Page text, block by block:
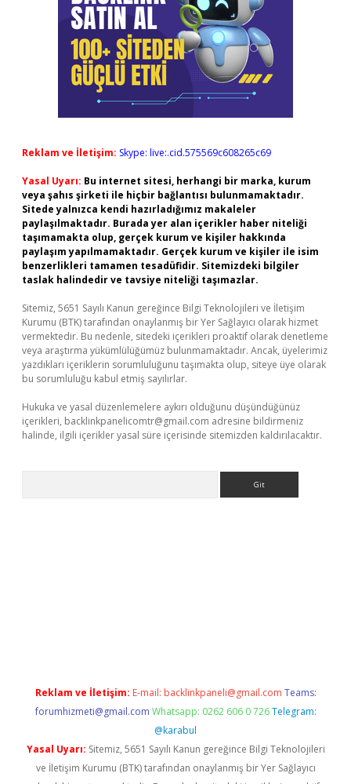
Reklam ve İletişim: Skype: live:.cid.575569c608265c69
Yasal Uyarı: Bu internet sitesi, herhangi bir marka, kurum
veya şahıs şirketi ile hiçbir bağlantısı bulunmamaktadır.
Sitede yalnızca kendi hazırladığımız makaleler
paylaşılmaktadır. Burada yer alan içerikler haber niteliği
taşımamakta olup, gerçek kurum ve kişiler hakkında
paylaşım yapılmamaktadır. Gerçek kurum ve kişiler ile isim
benzerlikleri tamamen tesadüfidir. Sitemizdeki bilgiler
taslak halindedir ve tavsiye niteliği taşımazlar.
Sitemiz, 5651 Sayılı Kanun gereğince Bilgi Teknolojileri ve İletişim
Kurumu (BTK) tarafından onaylanmış bir Yer Sağlayıcı olarak hizmet
vermektedir. Bu nedenle, sitedeki içerikleri proaktif olarak denetleme
veya araştırma yükümlülüğümüz bulunmamaktadır. Ancak, üyelerimiz
yazdıkları içeriklerin sorumluluğunu taşımakta olup, siteye üye olarak
bu sorumluluğu kabul etmiş sayılırlar.
Hukuka ve yasal düzenlemelere aykırı olduğunu düşündüğünüz
içerikleri, backlinkpanelicomtr@gmail.com adresine bildirmeniz
halinde, ilgili içerikler yasal süre içerisinde sitemizden kaldırılacaktır.
Reklam ve İletişim: E-mail: backlinkpaneli@gmail.com Teams:
forumhizmeti@gmail.com Whatsapp: 0262 606 0 726 Telegram:
@karabul
Yasal Uyarı: Sitemiz, 5651 Sayılı Kanun gereğince Bilgi Teknolojileri
ve İletişim Kurumu (BTK) tarafından onaylanmış bir Yer Sağlayıcı